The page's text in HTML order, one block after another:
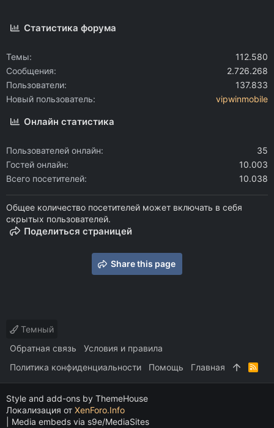
Статистика форума
Темы
112.580
Сообщения
2.726.268
Пользователи
137.833
Новый пользователь
vipwinmobile
Онлайн статистика
Пользователей онлайн
35
Гостей онлайн
10.003
Всего посетителей
10.038
Общее количество посетителей может включать в себя
скрытых пользователей.
Поделиться страницей
Share this page
Темный
Обратная связь
Условия и правила
Политика конфиденциальности
Помощь Главная
R
Style and add-ons by ThemeHouse
Локализация от XenForo.Info
Media embeds via s9e/MediaSites